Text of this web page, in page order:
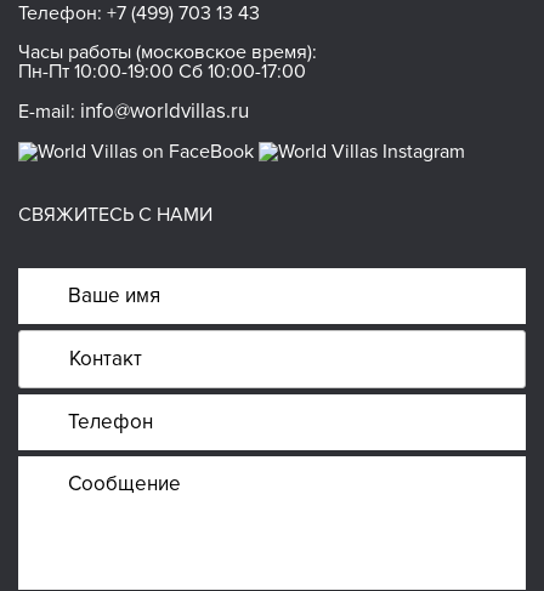
Телефон: +7 (499) 703 13 43
Часы работы (московское время):
Пн-Пт 10:00-19:00 Сб 10:00-17:00
E-mail: info@worldvillas.ru
СВЯЖИТЕСЬ С НАМИ